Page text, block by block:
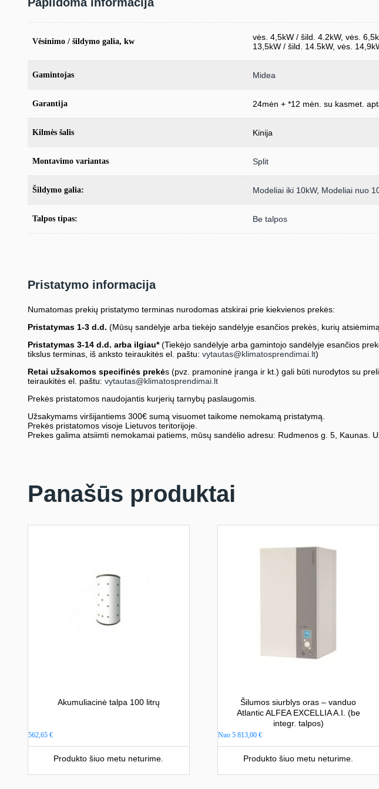
Vėsinimo / šildymo galia, kw
vės. 4,5kW / šild. 4.2kW, vės.
13,5kW / šild. 14.5kW, vės.
Gamintojas Midea
Garantija 24mėn + *12 mėn. su kasmet.
Kilmės šalis Kinija
Montavimo variantas Split
Šildymo galia: Modeliai iki 10kW, Modeliai nuo
Talpos tipas: Be talpos
Pristatymo informacija
Numatomas prekių pristatymo terminas nurodomas atskirai prie kiekvienos prekės:
Pristatymas 1-3 d.d. (Mūsų sandėlyje arba tiekėjo sandėlyje esančios prekės, kurių
Pristatymas 3-14 d.d. arba ilgiau*(Tiekėjo sandėlyje arba gamintojo sandėlyje esančios
tikslus terminas, iš anksto teiraukitės el. paštu: vytautas@klimatosprendimai.lt)
Retai užsakomos specifinės prekės (pvz. pramoninė įranga ir kt.) gali būti nurodytos su
teiraukitės el. paštu: vytautas@klimatosprendimai.lt
Prekės pristatomos naudojantis kurjerių tarnybų paslaugomis.
Užsakymams viršijantiems 300€ sumą visuomet taikome nemokamą pristatymą.
Prekės pristatomos visoje Lietuvos teritorijoje.
Prekes galima atsiimti nemokamai patiems, mūsų sandėlio adresu: Rudmenos g. 5, Kaunas.
Panašūs produktai
Akumuliacinė talpa 100 litrų
562,65 €
Produkto šiuo metu neturime.
Šilumos siurblys oras – vanduo
Atlantic ALFEA EXCELLIA A.I. (be
integr. talpos)
Nuo5 813,00€
Produkto šiuo metu neturime.